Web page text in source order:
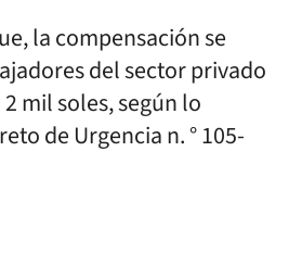
la compensación se
del sector privado
mil soles, según lo
de Urgencia n. ° 105-